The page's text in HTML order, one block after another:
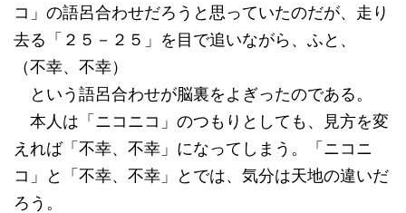
コ」の語呂合わせだろうと思っていたのだが、走り
去る「２５－２５」を目で追いながら、ふと、
（不幸、不幸）
という語呂合わせが脳裏をよぎったのである。
本人は「ニコニコ」のつもりとしても、見方を変
えれば「不幸、不幸」になってしまう。「ニコニ
コ」と「不幸、不幸」とでは、気分は天地の違いだ
ろう。